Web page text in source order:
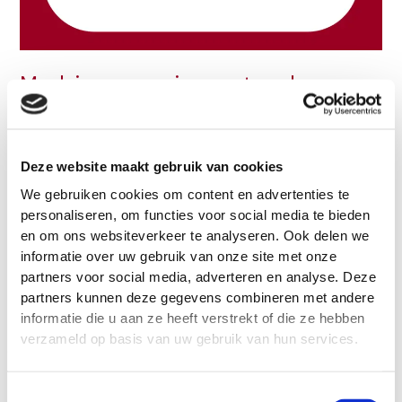
Deze website maakt gebruik van cookies
We gebruiken cookies om content en advertenties te
personaliseren, om functies voor social media te bieden
en om ons websiteverkeer te analyseren. Ook delen we
informatie over uw gebruik van onze site met onze
partners voor social media, adverteren en analyse. Deze
partners kunnen deze gegevens combineren met andere
informatie die u aan ze heeft verstrekt of die ze hebben
verzameld op basis van uw gebruik van hun services.
Maak jouw ervaring aantoonbaar voor
een aios-plek
plek? Je staat aan de start van je tijd als basisarts Een
belangrijke periode, want praktijkervaring helpt om voor
een opleidingsplek in aanmerking te komen. Veel medische
vervolgopleidingen vragen namelijk om een bepaalde mate
van ervaring. Maar hoe zorg je ervoor dat je actief bezig
bent met
Maak
Meer lezen »